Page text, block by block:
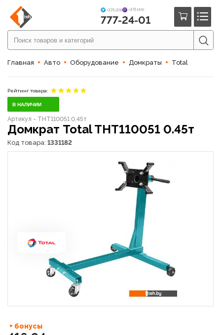
+375 (29) +375 (44)
777-24-01
Главная Авто Оборудование Домкраты Total
Рейтинг товара:
В НАЛИЧИИ
Артикул - THT110051 0.45т
Домкрат Total THT110051 0.45т
Код товара: 1331182
+ бонусы